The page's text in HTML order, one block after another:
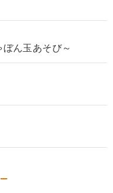
ん玉あそび～